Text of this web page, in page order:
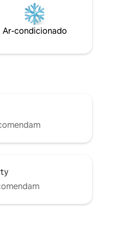
conveniências modernas.
um refúgio
inspiração e R&R.
sem convidados
Ar-condicionado